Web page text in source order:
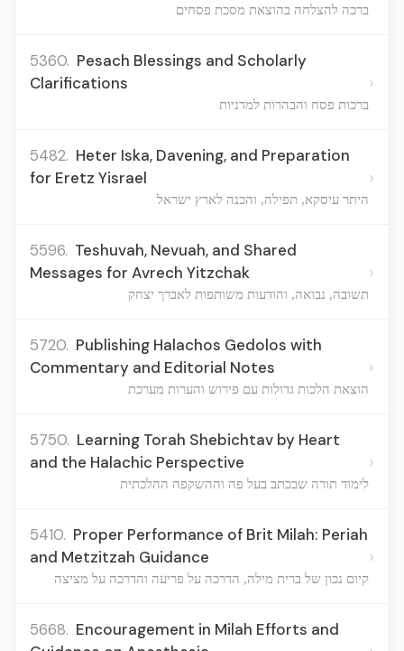
ברכה להצלחה בהוצאת מסכת פסחים
5360. Pesach Blessings and Scholarly
Clarifications
ברכות פסח והבהרות למדניות
›
5482. Heter Iska, Davening, and Preparation
for Eretz Yisrael
היתר עיסקא, תפילה, והכנה לארץ ישראל
›
5596. Teshuvah, Nevuah, and Shared
Messages for Avrech Yitzchak
תשובה, נבואה, והודעות משותפות לאברך יצחק
›
5720. Publishing Halachos Gedolos with
Commentary and Editorial Notes
הוצאת הלכות גדולות עם פירוש והערות מערכת
›
5750. Learning Torah Shebichtav by Heart
and the Halachic Perspective
לימוד תורה שבכתב בעל פה וההשקפה ההלכתית
›
5410. Proper Performance of Brit Milah: Periah
and Metzitzah Guidance
קיום נכון של ברית מילה, הדרכה על פריעה והדרכה על מציצה
›
5668. Encouragement in Milah Efforts and